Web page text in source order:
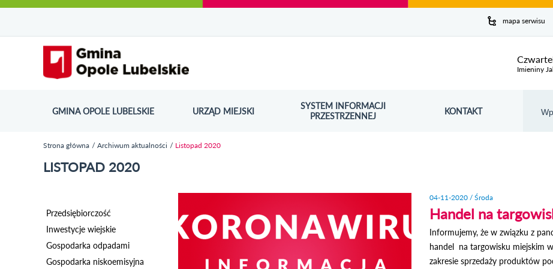
do
strony
do
menu
wyszukiwarki
ścieżki
nawigacyjnej
kategorii
aktualności
do
kalendarza
wydarzeń
do
galerii
do
stopki
mapa serwisu
Imieniny
GMINA OPOLE LUBELSKIE URZĄD MIEJSKI
SYSTEM INFORMACJI
PRZESTRZENNEJ
ODNOŚNIK OTWORZY SIĘ W NOWYM OKNIE KONTAKT
Strona główna Archiwum aktualności Listopad 2020
LISTOPAD 2020
Przedsiębiorczość
Inwestycje wiejskie
Gospodarka odpadami
Gospodarka niskoemisyjna
04-11-2020 / Środa
Handel na
Informujemy, że w związku z
handel na targowisku miejskim
zakresie sprzedaży produktów